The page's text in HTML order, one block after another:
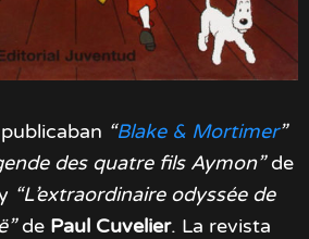
“Blake & Mortimer”
des quatre fils Aymon”de
“L’extraordinaire odyssée de
de Paul Cuvelier. La revista